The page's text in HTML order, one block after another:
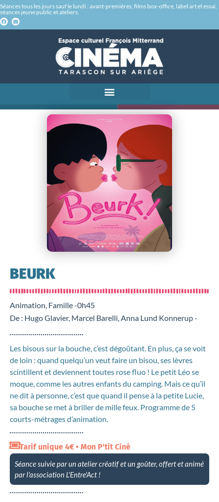
Séances tous les jours sauf le lundi : avant-premières, films box-office, label art et essai,
séances jeune public et ateliers.
BEURK
Animation, Famille -0h45
De : Hugo Glavier, Marcel Barelli, Anna Lund Konnerup -
Les bisous sur la bouche, c’est dégoûtant. En plus, ça se voit
de loin : quand quelqu’un veut faire un bisou, ses lèvres
scintillent et deviennent toutes rose fluo ! Le petit Léo se
moque, comme les autres enfants du camping. Mais ce qu’il
ne dit à personne, c’est que quand il pense à la petite Lucie,
sa bouche se met à briller de mille feux. Programme de 5
courts-métrages d’animation.
Tarif unique 4€ • Mon P'tit Ciné
Séance suivie par un atelier créatif et un goûter, offert et animé
par l'association L'Entre'Act !